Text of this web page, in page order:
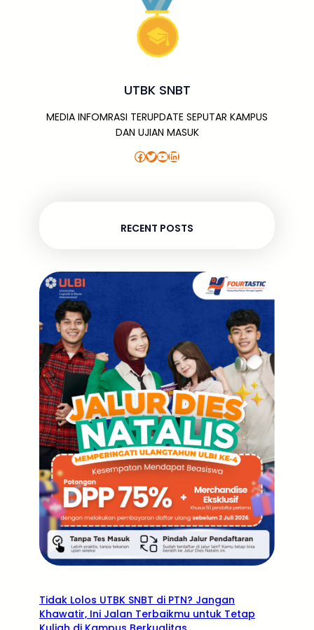
UTBK SNBT
MEDIA INFOMRASI TERUPDATE SEPUTAR KAMPUS
DAN UJIAN MASUK
Facebook Twitter YouTube LinkedIn
RECENT POSTS
Tidak Lolos UTBK SNBT di PTN? Jangan
Khawatir, Ini Jalan Terbaikmu untuk Tetap